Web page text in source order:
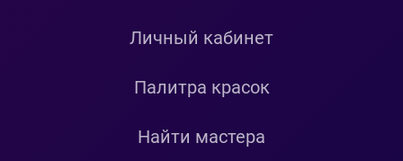
Личный кабинет
Палитра красок
Найти мастера